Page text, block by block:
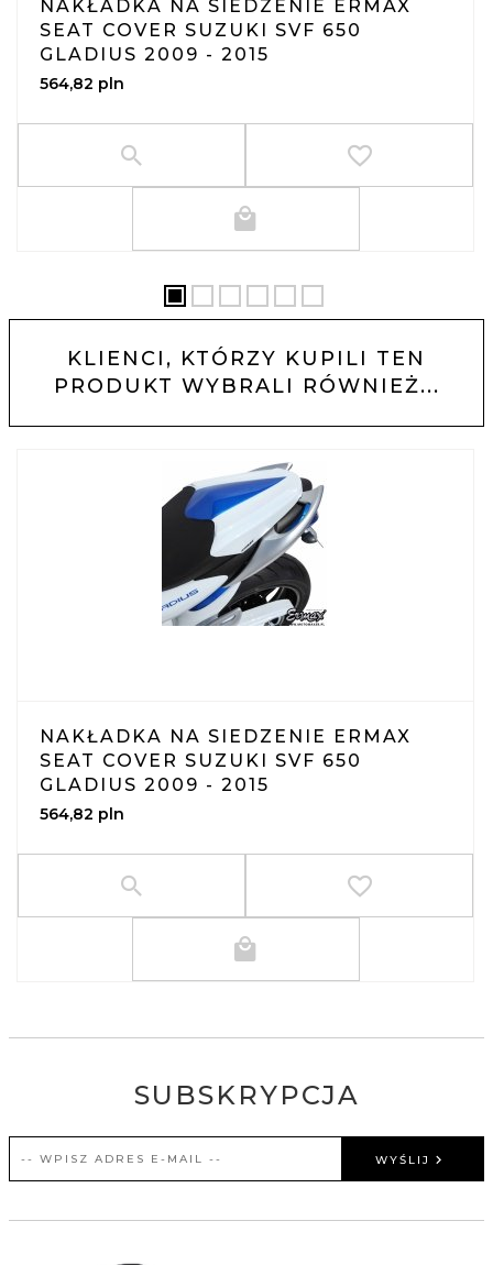
NAKŁADKA NA SIEDZENIE ERMAX
SEAT COVER SUZUKI SVF 650
GLADIUS 2009 - 2015
564,82 pln
KLIENCI, KTÓRZY KUPILI TEN
PRODUKT WYBRALI RÓWNIEŻ...
NAKŁADKA NA SIEDZENIE ERMAX
SEAT COVER SUZUKI SVF 650
GLADIUS 2009 - 2015
564,82 pln
SUBSKRYPCJA
WYŚLIJ